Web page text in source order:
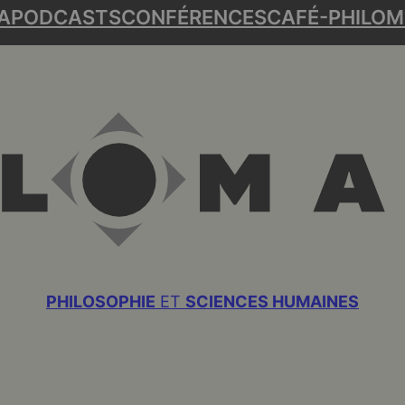
PODCASTSCONFÉRENCESCAFÉ-PHILO
PHILOSOPHIE ET SCIENCES HUMAINES